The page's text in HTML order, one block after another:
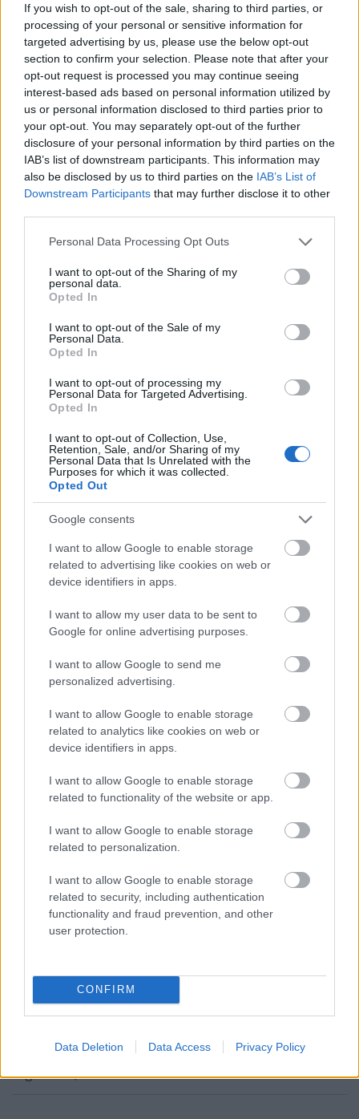
If you wish to opt-out of the sale, sharing to third parties, or
processing of your personal or sensitive information for
targeted advertising by us, please use the below opt-out
section to confirm your selection. Please note that after your
opt-out request is processed you may continue seeing
interest-based ads based on personal information utilized by
us or personal information disclosed to third parties prior to
your opt-out. You may separately opt-out of the further
disclosure of your personal information by third parties on the
IAB’s list of downstream participants. This information may
also be disclosed by us to third parties on the IAB’s List of
Downstream Participants that may further disclose it to other
Please note that this website/app uses one or more Google
not limited to your visit or usage behaviour. You may click to
grant or deny consent to Google and its third-party tags to
use your data for below specified purposes in below Google
consent section.
Personal Data Processing Opt Outs
I want to opt-out of the Sharing of my
personal data.
Opted In
I want to opt-out of the Sale of my
Personal Data.
Opted In
I want to opt-out of processing my
Personal Data for Targeted Advertising.
Opted In
I want to opt-out of Collection, Use,
Retention, Sale, and/or Sharing of my
Personal Data that Is Unrelated with the
Purposes for which it was collected.
Opted Out
Google consents
I want to allow Google to enable storage
related to advertising like cookies on web or
device identifiers in apps.
I want to allow my user data to be sent to
Google for online advertising purposes.
I want to allow Google to send me
personalized advertising.
I want to allow Google to enable storage
related to analytics like cookies on web or
device identifiers in apps.
I want to allow Google to enable storage
related to functionality of the website or app.
I want to allow Google to enable storage
related to personalization.
I want to allow Google to enable storage
related to security, including authentication
functionality and fraud prevention, and other
user protection.
CONFIRM
Data Deletion Data Access Privacy Policy
Szólj hozzá!
A hozzászóláshoz be kell lépned!
VAGY
végh hanta
15 éve
Máig képes vagyok elhinni, hogy a 'barcika játékosai
egyszerűen nem akartak feljutni a Honvéd ellen. Az
NB1-ben lett volna két győzelmük, az meg kevesebb
prémiumot fizet, mint egy húszsikeres második hely
az NB2-ben.
Vagy megvette a Honvéd, az sem kizárt :)
Nuuk
Mondjuk bennem csak most tudatosult egy szép
JESTER
15 éve
@végh hanta: Ha megvettük egye kutya, megérte, a
kedvenc Honvédom akkor állt össze Tésztás Dottore-
val az élen 1990 nyarán. :)
JESTER
nbcee: Ja és az összesítés szerintem 4:2 volt ide, nem
3:2 mint a posztban, ugyanis úgy emlékszem
Barcikán nyertünk 3:2re, Kispesten meg 1 Pisont
JESTER
tévedtem, mea culpa, tényleg 3:2 volt. JESTER sem a
régi már :(